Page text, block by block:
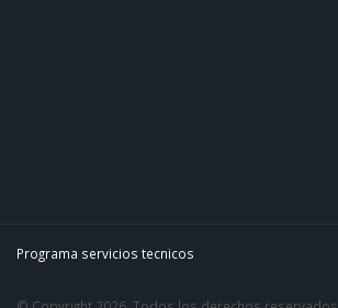
Programa servicios tecnicos